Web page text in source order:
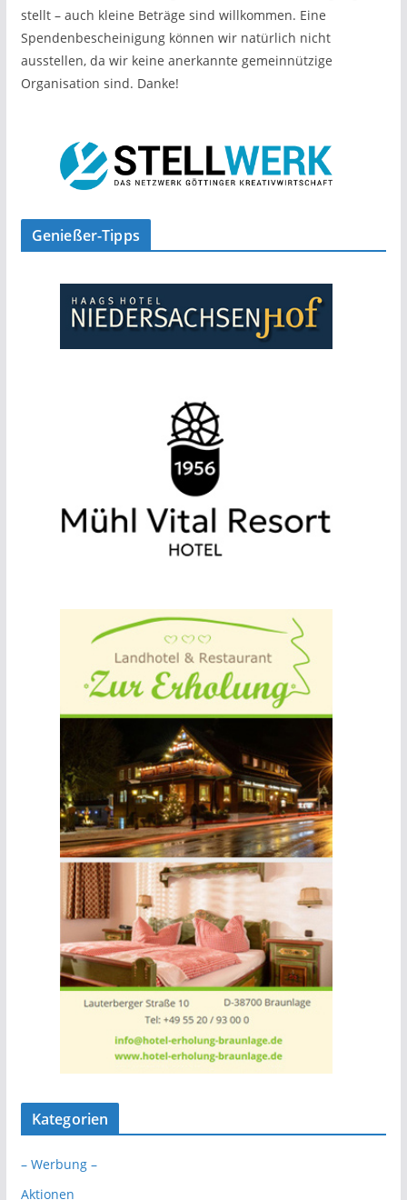
stellt – auch kleine Beträge sind willkommen. Eine
Spendenbescheinigung können wir natürlich nicht
ausstellen, da wir keine anerkannte gemeinnützige
Organisation sind. Danke!
Genießer-Tipps
Kategorien
– Werbung –
Aktionen